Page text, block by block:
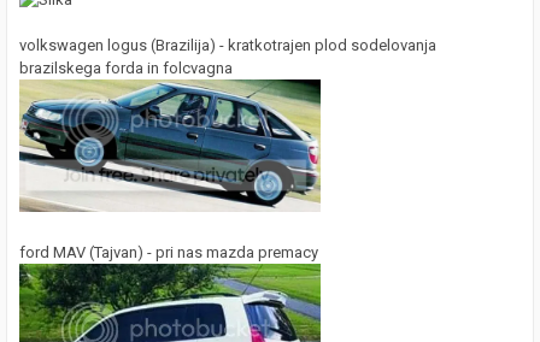
volkswagen logus (Brazilija) - kratkotrajen plod sodelovanja
brazilskega forda in folcvagna
ford MAV (Tajvan) - pri nas mazda premacy